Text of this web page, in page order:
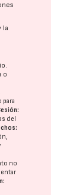
la
o
para
del
no